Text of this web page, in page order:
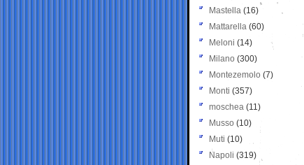
Mastella (16)
Mattarella (60)
Meloni (14)
Milano (300)
Montezemolo (7)
Monti (357)
moschea (11)
Musso (10)
Muti (10)
Napoli (319)